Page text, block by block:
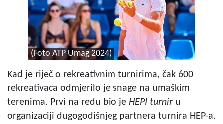
(Foto ATP Umag 2024)
Kad je riječ o rekreativnim turnirima, čak 600
rekreativaca odmjerilo je snage na umaškim
terenima. Prvi na redu bio je HEPI turnir u
organizaciji dugogodišnjeg partnera turnira HEP-a.